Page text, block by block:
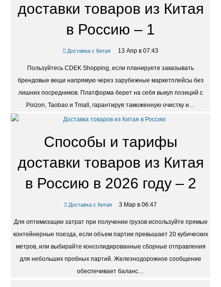
доставки товаров из Китая
в Россию – 1
Доставка с Китая 13 Апр в 07:43
Пользуйтесь CDEK Shopping, если планируете заказывать
брендовые вещи напрямую через зарубежные маркетплейсы без
лишних посредников. Платформа берет на себя выкуп позиций с
Poizon, Taobao и Tmall, гарантируя таможенную очистку и…
Способы и тарифы
доставки товаров из Китая
в Россию в 2026 году – 2
Доставка с Китая 3 Мар в 06:47
Для оптимизации затрат при получении грузов используйте прямые
контейнерные поезда, если объем партии превышает 20 кубических
метров, или выбирайте консолидированные сборные отправления
для небольших пробных партий. Железнодорожное сообщение
обеспечивает баланс…